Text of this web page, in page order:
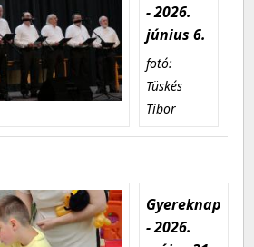
- 2026.
június 6.
fotó:
Tüskés
Tibor
Gyereknap
- 2026.